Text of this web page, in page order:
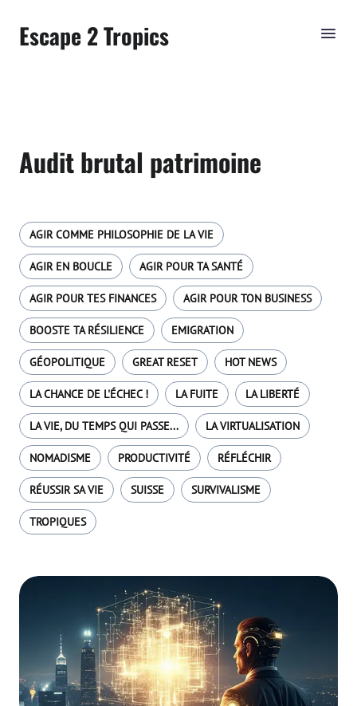
Escape 2 Tropics
Audit brutal patrimoine
AGIR COMME PHILOSOPHIE DE LA VIE
AGIR EN BOUCLE AGIR POUR TA SANTÉ
AGIR POUR TES FINANCES AGIR POUR TON BUSINESS
BOOSTE TA RÉSILIENCE EMIGRATION
GÉOPOLITIQUE GREAT RESET HOT NEWS
LA CHANCE DE L'ÉCHEC ! LA FUITE LA LIBERTÉ
LA VIE, DU TEMPS QUI PASSE... LA VIRTUALISATION
NOMADISME PRODUCTIVITÉ RÉFLÉCHIR
RÉUSSIR SA VIE SUISSE SURVIVALISME
TROPIQUES